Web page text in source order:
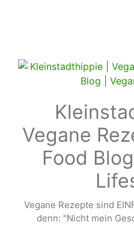
Vegane
Food
Vegane Rezepte sind
denn: "Nicht mein